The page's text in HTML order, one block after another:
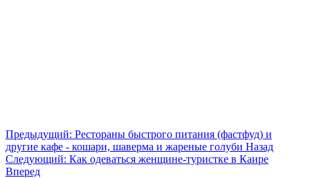
Предыдущий: Рестораны быстрого питания (фастфуд) и
другие кафе - кошари, шаверма и жареные голуби Назад
Следующий: Как одеваться женщине-туристке в Каире
Вперед